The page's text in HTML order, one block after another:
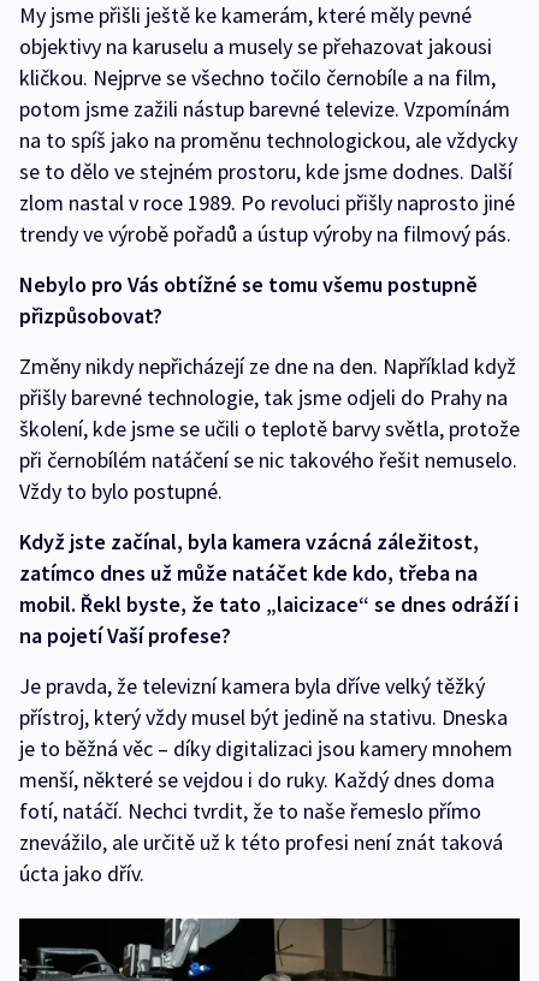
My jsme přišli ještě ke kamerám, které měly pevné
objektivy na karuselu a musely se přehazovat jakousi
kličkou. Nejprve se všechno točilo černobíle a na film,
potom jsme zažili nástup barevné televize. Vzpomínám
na to spíš jako na proměnu technologickou, ale vždycky
se to dělo ve stejném prostoru, kde jsme dodnes. Další
zlom nastal v roce 1989. Po revoluci přišly naprosto jiné
trendy ve výrobě pořadů a ústup výroby na filmový pás.
Nebylo pro Vás obtížné se tomu všemu postupně
přizpůsobovat?
Změny nikdy nepřicházejí ze dne na den. Například když
přišly barevné technologie, tak jsme odjeli do Prahy na
školení, kde jsme se učili o teplotě barvy světla, protože
při černobílém natáčení se nic takového řešit nemuselo.
Vždy to bylo postupné.
Když jste začínal, byla kamera vzácná záležitost,
zatímco dnes už může natáčet kde kdo, třeba na
mobil. Řekl byste, že tato „laicizace“ se dnes odráží i
na pojetí Vaší profese?
Je pravda, že televizní kamera byla dříve velký těžký
přístroj, který vždy musel být jedině na stativu. Dneska
je to běžná věc – díky digitalizaci jsou kamery mnohem
menší, některé se vejdou i do ruky. Každý dnes doma
fotí, natáčí. Nechci tvrdit, že to naše řemeslo přímo
znevážilo, ale určitě už k této profesi není znát taková
úcta jako dřív.